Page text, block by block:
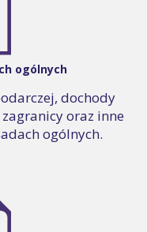
ogólnych
dochody
oraz inne
ogólnych.